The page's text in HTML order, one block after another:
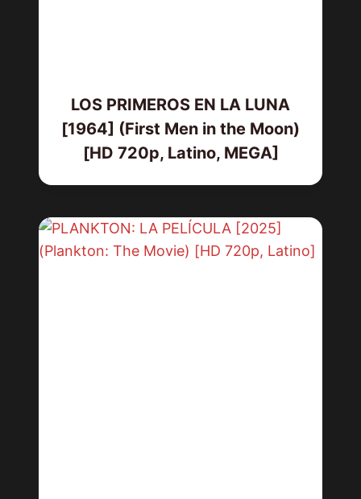
LOS PRIMEROS EN LA LUNA
[1964] (First Men in the Moon)
[HD 720p, Latino, MEGA]